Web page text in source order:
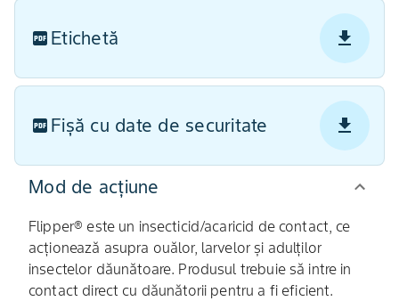
Etichetă
Fișă cu date de securitate
Mod de acţiune
Flipper® este un insecticid/acaricid de contact, ce
acționează asupra ouălor, larvelor și adulților
insectelor dăunătoare. Produsul trebuie să intre in
contact direct cu dăunătorii pentru a fi eficient.